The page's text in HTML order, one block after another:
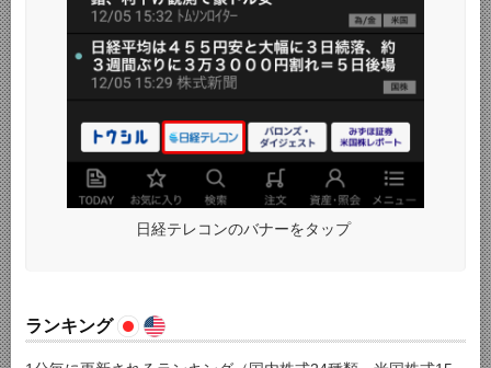
日経テレコンのバナーをタップ
ランキング